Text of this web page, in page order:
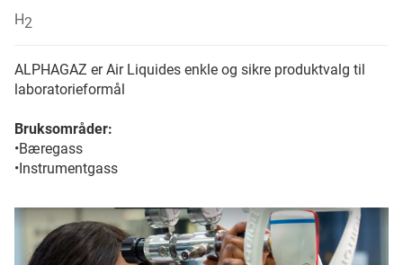
H2
ALPHAGAZ er Air Liquides enkle og sikre produktvalg til
laboratorieformål
Bruksområder:
•Bæregass
•Instrumentgass